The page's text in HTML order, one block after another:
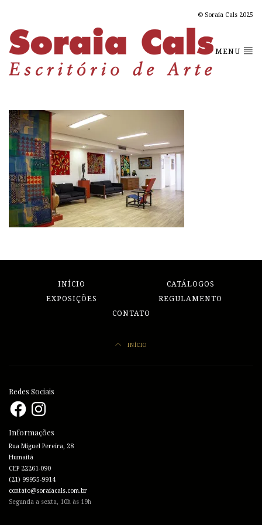
© Soraia Cals 2025
MENU
INÍCIO
CATÁLOGOS
EXPOSIÇÕES
REGULAMENTO
CONTATO
INÍCIO
Redes Sociais
FacebookInstagram
Informações
Rua Miguel Pereira, 28
Humaitá
CEP 22261-090
(21) 99955-9914
contato@soraiacals.com.br
Segunda a sexta, 10h às 19h